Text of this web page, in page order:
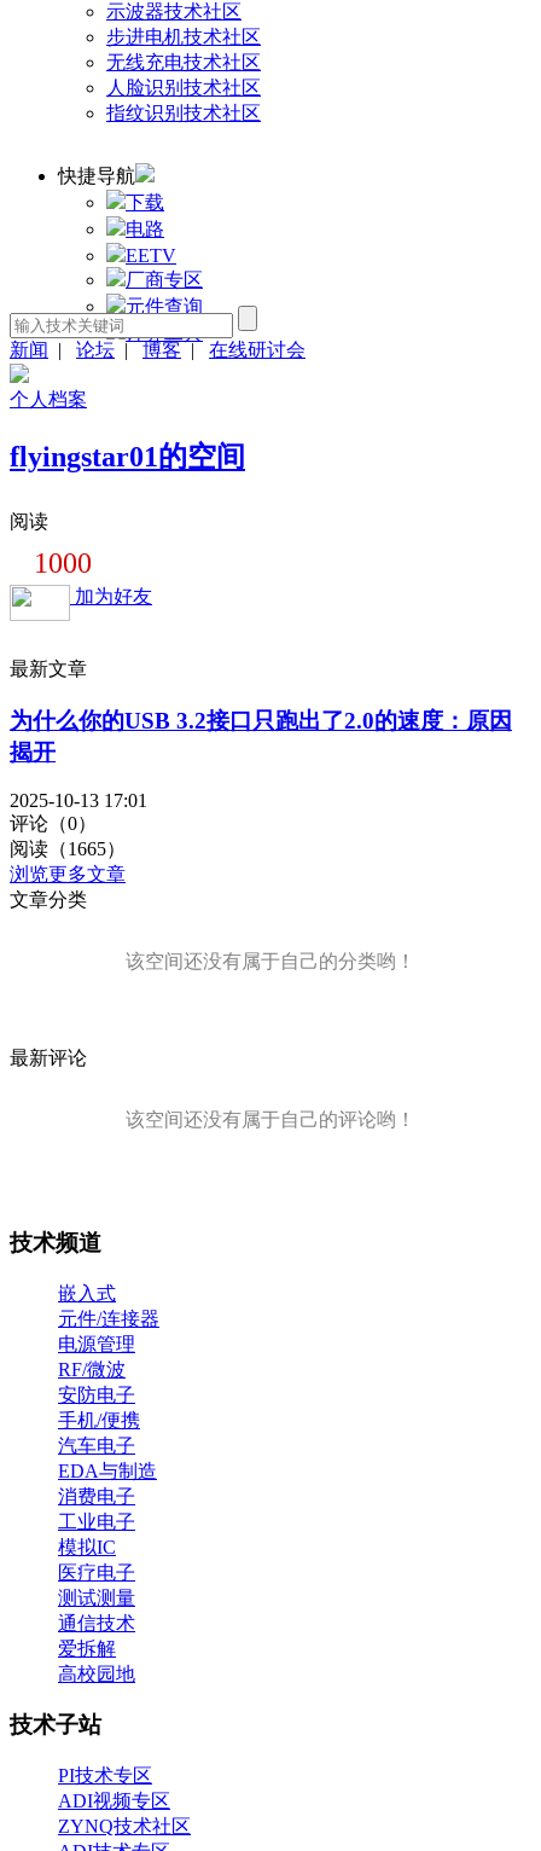
示波器技术社区
步进电机技术社区
无线充电技术社区
人脸识别技术社区
指纹识别技术社区
快捷导航
下载
电路
EETV
厂商专区
元件查询
计算工具
新闻
| 论坛 | 博客 | 在线研讨会
个人档案
flyingstar01的空间
阅读
1000
加为好友
最新文章
为什么你的USB 3.2接口只跑出了2.0的速度：原因
揭开
2025-10-13 17:01
评论（0）
阅读（1665）
浏览更多文章
文章分类
该空间还没有属于自己的分类哟！
最新评论
该空间还没有属于自己的评论哟！
技术频道
嵌入式
元件/连接器
电源管理
RF/微波
安防电子
手机/便携
汽车电子
EDA与制造
消费电子
工业电子
模拟IC
医疗电子
测试测量
通信技术
爱拆解
高校园地
技术子站
PI技术专区
ADI视频专区
ZYNQ技术社区